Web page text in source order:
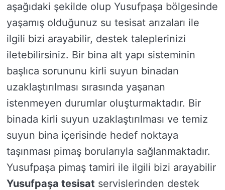
aşağıdaki şekilde olup Yusufpaşa bölgesinde
yaşamış olduğunuz su tesisat arızaları ile
ilgili bizi arayabilir, destek taleplerinizi
iletebilirsiniz. Bir bina alt yapı sisteminin
başlıca sorununu kirli suyun binadan
uzaklaştırılması sırasında yaşanan
istenmeyen durumlar oluşturmaktadır. Bir
binada kirli suyun uzaklaştırılması ve temiz
suyun bina içerisinde hedef noktaya
taşınması pimaş borularıyla sağlanmaktadır.
Yusufpaşa pimaş tamiri ile ilgili bizi arayabilir
Yusufpaşa tesisat servislerinden destek